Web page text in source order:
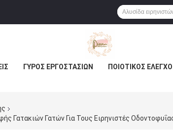
ΓΎΡΟΣ ΕΡΓΟΣΤΑΣΊΩΝ ΠΟΙΟΤΙΚΌΣ
Γατακιών Γατών Για Τους Ειρηνιστές